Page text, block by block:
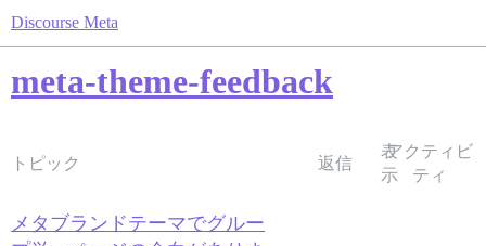
Discourse Meta
meta-theme-feedback
トピック 返信
表
示
アクティビ
ティ
メタブランドテーマでグルー